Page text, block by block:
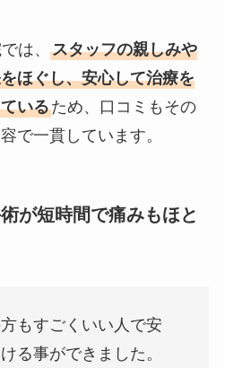
は、 スタッフの親しみや
ほぐし、安心して治療を
いるため、口コミもその
で一貫しています。
が短時間で痛みもほと
もすごくいい人で安
る事ができました。